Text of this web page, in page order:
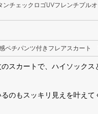
チェックロゴUVフレンチプル
ペチパンツ付きフレアスカート
スカートで、ハイソックス
のもスッキリ見えを叶えて